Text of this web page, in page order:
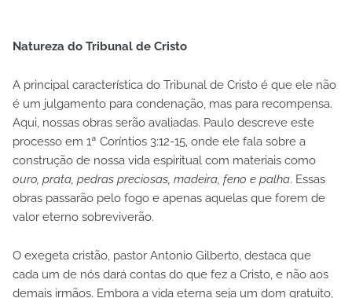
Natureza do Tribunal de Cristo
A principal característica do Tribunal de Cristo é que ele não
é um julgamento para condenação, mas para recompensa.
Aqui, nossas obras serão avaliadas. Paulo descreve este
processo em 1ª Coríntios 3:12-15, onde ele fala sobre a
construção de nossa vida espiritual com materiais como
ouro, prata, pedras preciosas, madeira, feno e palha. Essas
obras passarão pelo fogo e apenas aquelas que forem de
valor eterno sobreviverão.
O exegeta cristão, pastor Antonio Gilberto, destaca que
cada um de nós dará contas do que fez a Cristo, e não aos
demais irmãos. Embora a vida eterna seja um dom gratuito,